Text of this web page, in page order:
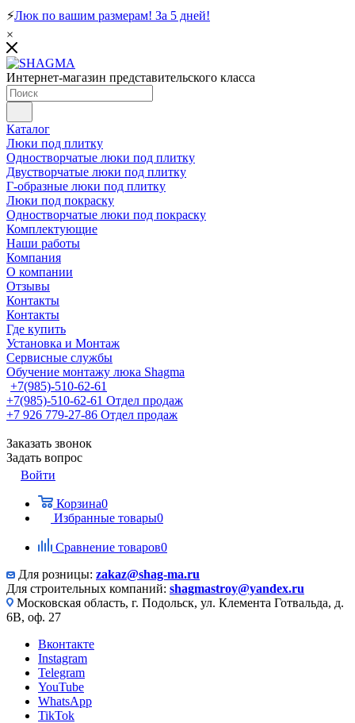
⚡Люк по вашим размерам! За 5 дней!
×
Интернет-магазин представительского класса
Каталог
Люки под плитку
Одностворчатые люки под плитку
Двустворчатые люки под плитку
Г-образные люки под плитку
Люки под покраску
Одностворчатые люки под покраску
Комплектующие
Наши работы
Компания
О компании
Отзывы
Контакты
Контакты
Где купить
Установка и Монтаж
Сервисные службы
Обучение монтажу люка Shagma
+7(985)-510-62-61
+7(985)-510-62-61 Отдел продаж
‪+7 926 779-27-86‬ Отдел продаж
Заказать звонок
Задать вопрос
Войти
Корзина0
Избранные товары0
Сравнение товаров0
Для розницы: zakaz@shag-ma.ru
Для строительных компаний: shagmastroy@yandex.ru
Московская область, г. Подольск, ул. Клемента Готвальда, д.
6В, оф. 27
Вконтакте
Instagram
Telegram
YouTube
WhatsApp
TikTok